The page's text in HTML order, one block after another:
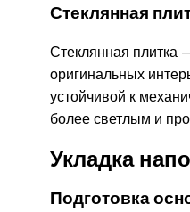
Стеклянная
Стеклянная плитка
оригинальных
устойчивой к
более светлым и
Укладка
Подготовка